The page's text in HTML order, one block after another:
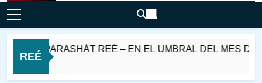
REÉ
PARASHÁT REÉ – EN EL UMBRAL DEL MES DE